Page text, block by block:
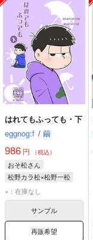
はれてもふっても・下
eggnog:f / 繭
986 円 （税込）
おそ松さん
松野カラ松×松野一松
松野カラ松
×：在庫なし
サンプル
再販希望